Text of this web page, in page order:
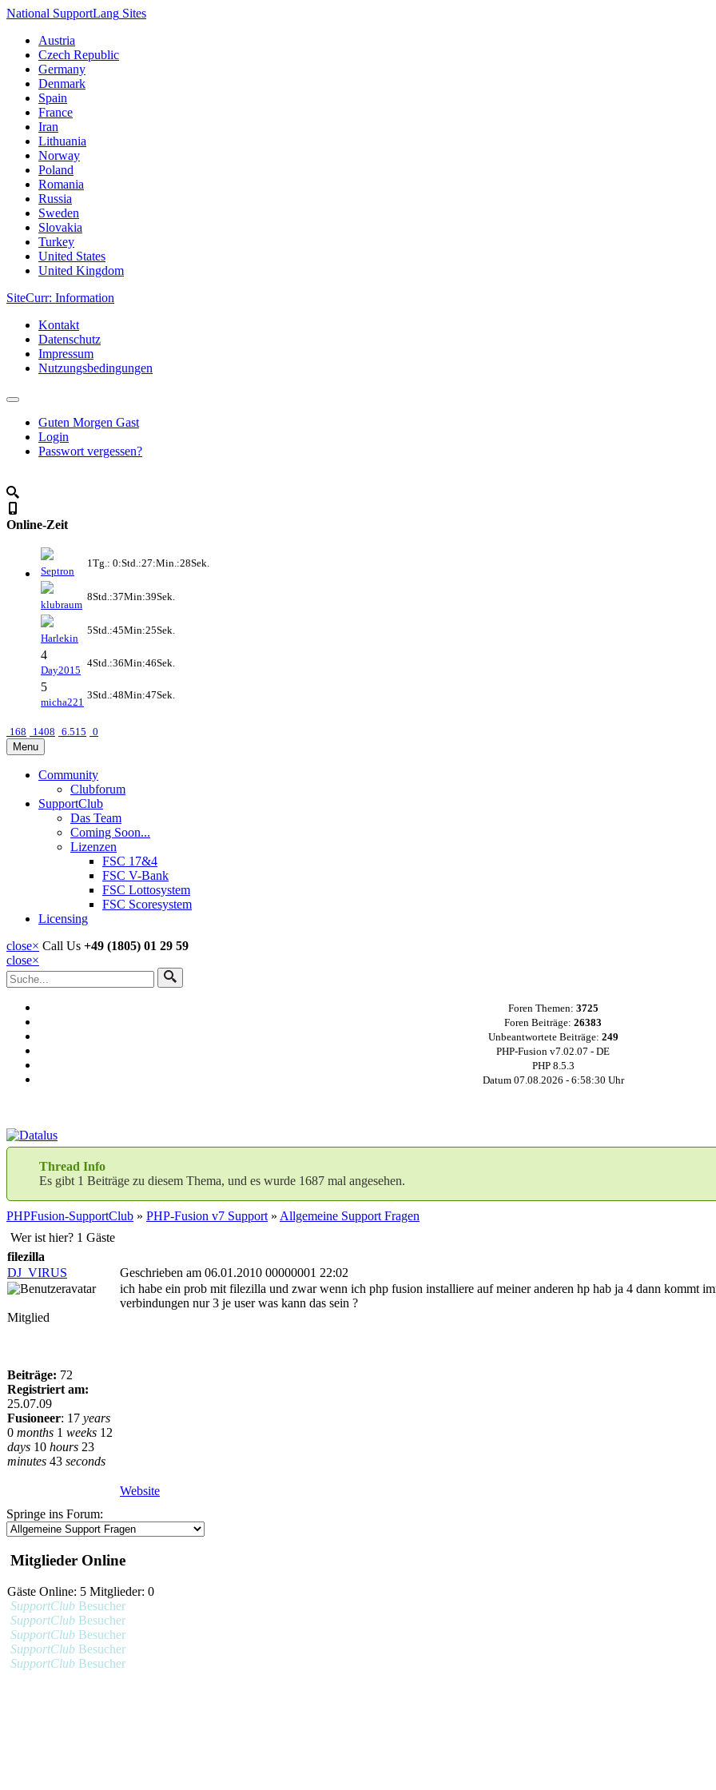
National SupportLang Sites
Austria
Czech Republic
Germany
Denmark
Spain
France
Iran
Lithuania
Norway
Poland
Romania
Russia
Sweden
Slovakia
Turkey
United States
United Kingdom
SiteCurr: Information
Kontakt
Datenschutz
Impressum
Nutzungsbedingungen
Guten Morgen Gast
Login
Passwort vergessen?
Online-Zeit
Septron
1Tg.: 0:Std.:27:Min.:28Sek.
klubraum
8Std.:37Min:39Sek.
Harlekin
5Std.:45Min:25Sek.
4
Day2015
4Std.:36Min:46Sek.
5
micha221
3Std.:48Min:47Sek.
168 1408 6.515 0
Menu
Community
Clubforum
SupportClub
Das Team
Coming Soon...
Lizenzen
FSC 17&4
FSC V-Bank
FSC Lottosystem
FSC Scoresystem
Licensing
close× Call Us +49 (1805) 01 29 59
close×
Foren Themen: 3725
Foren Beiträge: 26383
Unbeantwortete Beiträge: 249
PHP-Fusion v7.02.07 - DE
PHP 8.5.3
Datum 07.08.2026 - 6:58:31 Uhr
Thread Info
Es gibt 1 Beiträge zu diesem Thema, und es wurde 1687 mal angesehen.
PHPFusion-SupportClub » PHP-Fusion v7 Support » Allgemeine Support Fragen
Wer ist hier? 1 Gäste
filezilla
DJ_VIRUS
Geschrieben am 06.01.2010 00000001 22:02
Mitglied
Beiträge: 72
Registriert am:
25.07.09
Fusioneer: 17 years
0 months 1 weeks 12
days 10 hours 23
minutes 43 seconds
ich habe ein prob mit filezilla und zwar wenn ich php fusion installiere auf meiner anderen hp hab ja 4 dann kommt
verbindungen nur 3 je user was kann das sein ?
Website
Springe ins Forum:
Mitglieder Online
Gäste Online: 5 Mitglieder: 0
SupportClub Besucher
SupportClub Besucher
SupportClub Besucher
SupportClub Besucher
SupportClub Besucher